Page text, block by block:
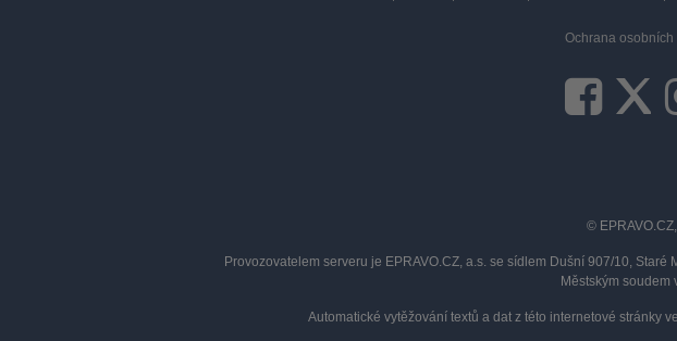
Ochrana osobních
©
Provozovatelem serveru je EPRAVO.CZ, a.s. se sídlem Dušní 907/10,
Městským soudem
Automatické vytěžování textů a dat z této internetové stránky